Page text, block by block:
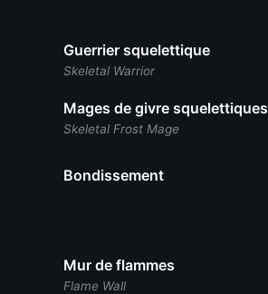
Guerrier squelettique
Skeletal Warrior
Mages de givre squelettiques
Skeletal Frost Mage
Bondissement
Mur de flammes
Flame Wall